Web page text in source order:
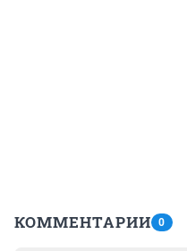
КОММЕНТАРИИ 0